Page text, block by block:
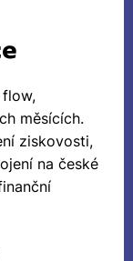
měsících.
ziskovosti,
na české